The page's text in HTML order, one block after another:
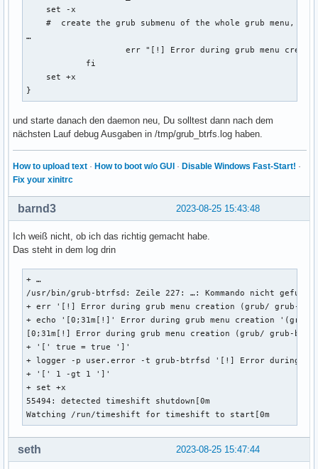
:: Paketänderungen werden verarbeitet …
(1/1) Aktualisiert wird acpid
:: Post-transaction-Hooks werden gestartet …
(1/4) Reloading system manager configuration...
(2/4) Arming ConditionNeedsUpdate...
(3/4) Cleaning pacman cache...
==> no candidate packages found for pruning
(4/4) Removing old packages from pacman cache...
Removing old installed packages...
==> no candidate packages found for pruning
  set saved_entry="${prev_saved_entry}"
  save_env prev_saved_entry
fi
function savedefault {
  if [ -z "${boot_once}" ]; then
    saved_entry="${chosen}"
  fi
function load_video {
    insmod all_video
    insmod efi_gop
    insmod efi_uga
    insmod ieee1275_fb
    insmod vbe
    insmod vga
    insmod video_bochs
    insmod video_cirrus
   font=unicode
else
    set -x
#  create the grub submenu of the whole grub menu,
…
    set +x
}
und starte danach den daemon neu, Du solltest dann nach dem
nächsten Lauf debug Ausgaben in /tmp/grub_btrfs.log haben.
How to upload text · How to boot w/o GUI · Disable Windows Fast-Start! ·
Fix your xinitrc
2023-08-25 15:43:48
barnd3
Ich weiß nicht, ob ich das richtig gemacht habe.
Das steht in dem log drin
+ …
/usr/bin/grub-btrfsd: Zeile 227: …: Kommando nicht
+ err '[!] Error during grub menu creation (grub/ grub-
+ echo '[0;31m[!]' Error during grub menu creation
[0;31m[!] Error during grub menu creation (grub/ grub-
+ '[' true = true ']'
+ logger -p user.error -t grub-btrfsd '[!] Error during
+ '[' 1 -gt 1 ']'
+ set +x
55494: detected timeshift shutdown[0m
Watching /run/timeshift for timeshift to start[0m
2023-08-25 15:47:44
seth